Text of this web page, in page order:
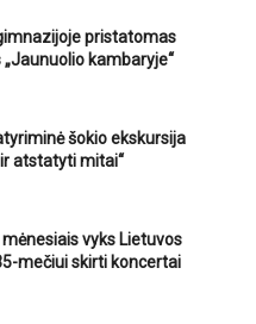
pristatomas
kambaryje“
šokio ekskursija
atstatyti mitai“
vyks Lietuvos
mečiui skirti koncertai